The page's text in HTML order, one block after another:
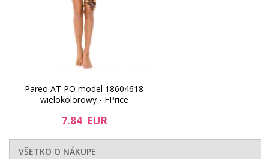
Pareo AT PO model 18604618
wielokolorowy - FPrice
7.84 EUR
VŠETKO O NÁKUPE